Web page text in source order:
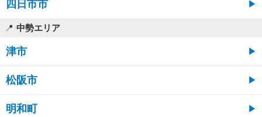
四日市市
中勢エリア
津市
松阪市
明和町